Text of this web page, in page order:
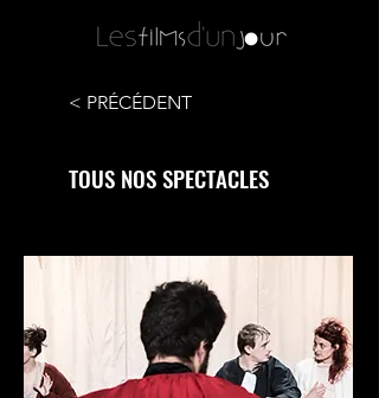
< PRÉCÉDENT
TOUS NOS SPECTACLES